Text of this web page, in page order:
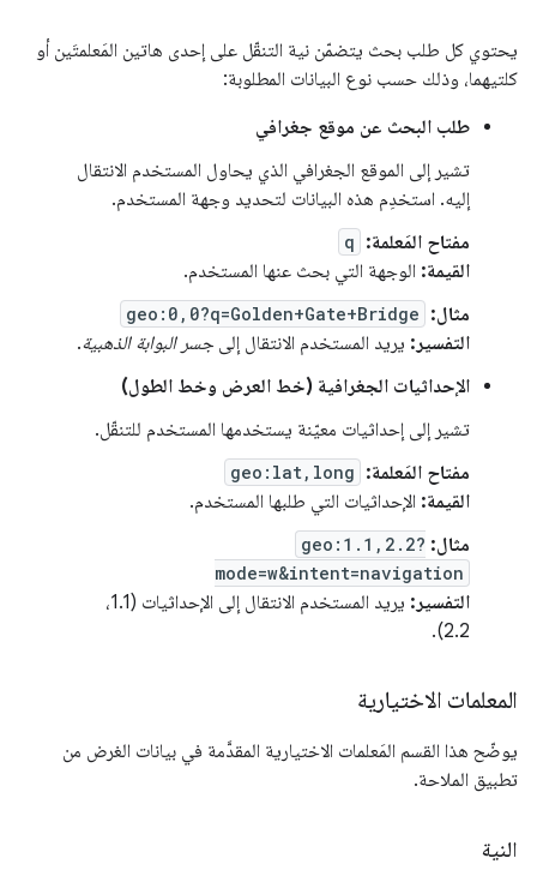
يحتوي كل طلب بحث يتضمّن نية التنقّل على إحدى هاتين المَعلمتَين أو
كلتيهما، وذلك حسب نوع البيانات المطلوبة:
طلب البحث عن موقع جغرافي
تشير إلى الموقع الجغرافي الذي يحاول المستخدم الانتقال
إليه. استخدِم هذه البيانات لتحديد وجهة المستخدم.
مفتاح المَعلمة: q
القيمة: الوجهة التي بحث عنها المستخدم.
مثال: geo:0,0?q=Golden+Gate+Bridge
التفسير: يريد المستخدم الانتقال إلى جسر البوابة الذهبية.
الإحداثيات الجغرافية (خط العرض وخط الطول)
تشير إلى إحداثيات معيّنة يستخدمها المستخدم للتنقّل.
مفتاح المَعلمة: geo:lat,long
القيمة: الإحداثيات التي طلبها المستخدم.
مثال: geo:1.1,2.2?
mode=w&intent=navigation
التفسير:
يريد المستخدم الانتقال إلى الإحداثيات (1.1،
2.2).
المعلمات الاختيارية
يوضّح هذا القسم المَعلمات الاختيارية المقدَّمة في بيانات الغرض من
تطبيق الملاحة.
النية